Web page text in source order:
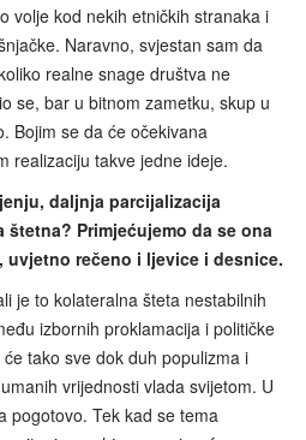
volje kod nekih etničkih stranaka i
Naravno, svjestan sam da
realne snage društva ne
se, bar u bitnom zametku, skup u
Bojim se da će očekivana
realizaciju takve jedne ideje.
daljnja parcijalizacija
Primjećujemo da se ona
uvjetno rečeno i ljevice i desnice.
je to kolateralna šteta nestabilnih
izbornih proklamacija i političke
tako sve dok duh populizma i
vrijednosti vlada svijetom. U
pogotovo. Tek kad se tema